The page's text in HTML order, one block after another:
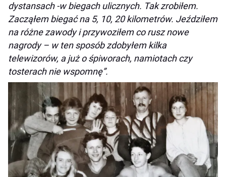
dystansach -w biegach ulicznych. Tak zrobiłem.
Zacząłem biegać na 5, 10, 20 kilometrów. Jeździłem
na różne zawody i przywoziłem co rusz nowe
nagrody – w ten sposób zdobyłem kilka
telewizorów, a już o śpiworach, namiotach czy
tosterach nie wspomnę”.